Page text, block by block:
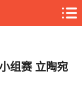
组赛 立陶宛